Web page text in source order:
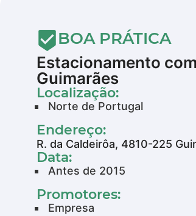
BOA PRÁTICA
Estacionamento
Guimarães
Localização:
Norte de Portugal
Endereço:
R. da Caldeirôa, 4810-225
Data:
Antes de 2015
Promotores:
Empresa